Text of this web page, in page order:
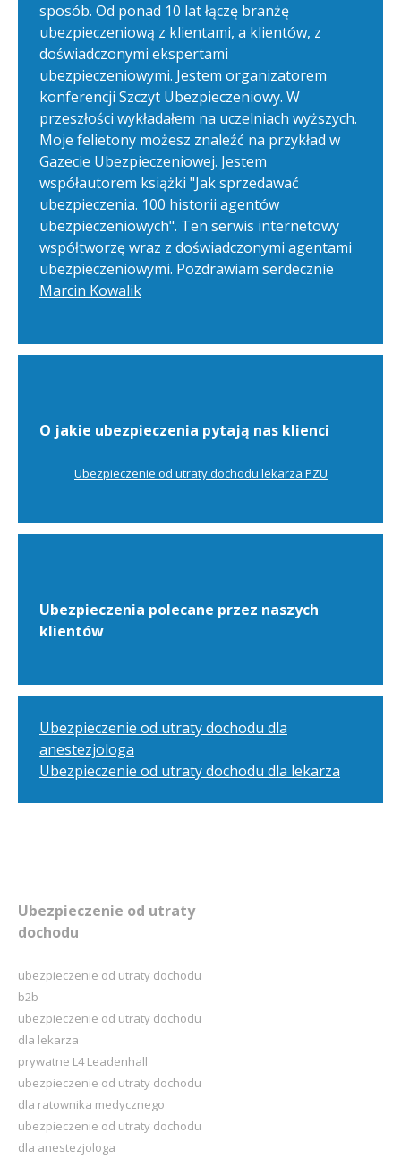
sposób. Od ponad 10 lat łączę branżę
ubezpieczeniową z klientami, a klientów, z
doświadczonymi ekspertami
ubezpieczeniowymi. Jestem organizatorem
konferencji Szczyt Ubezpieczeniowy. W
przeszłości wykładałem na uczelniach wyższych.
Moje felietony możesz znaleźć na przykład w
Gazecie Ubezpieczeniowej. Jestem
współautorem książki "Jak sprzedawać
ubezpieczenia. 100 historii agentów
ubezpieczeniowych". Ten serwis internetowy
współtworzę wraz z doświadczonymi agentami
ubezpieczeniowymi. Pozdrawiam serdecznie
Marcin Kowalik
O jakie ubezpieczenia pytają nas klienci
Ubezpieczenie od utraty dochodu lekarza PZU
Ubezpieczenia polecane przez naszych
klientów
Ubezpieczenie od utraty dochodu dla
anestezjologa
Ubezpieczenie od utraty dochodu dla lekarza
Ubezpieczenie od utraty
dochodu
ubezpieczenie od utraty dochodu
b2b
ubezpieczenie od utraty dochodu
dla lekarza
prywatne L4 Leadenhall
ubezpieczenie od utraty dochodu
dla ratownika medycznego
ubezpieczenie od utraty dochodu
dla anestezjologa